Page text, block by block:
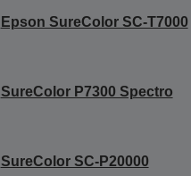
Epson SureColor SC-T7000
SureColor P7300 Spectro
SureColor SC-P20000